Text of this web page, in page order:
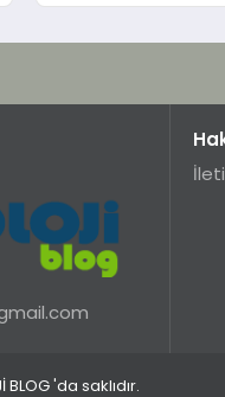
'da saklıdır.